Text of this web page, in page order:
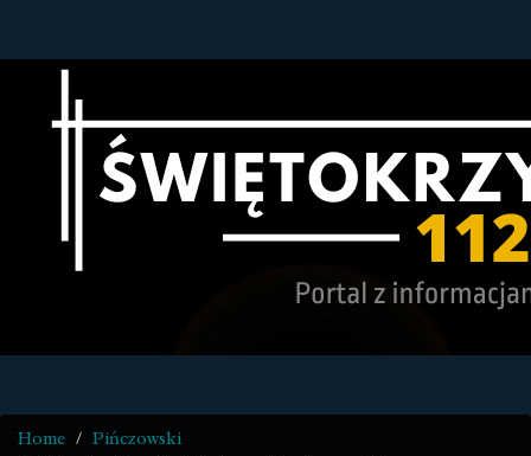
Home
Pińczowski